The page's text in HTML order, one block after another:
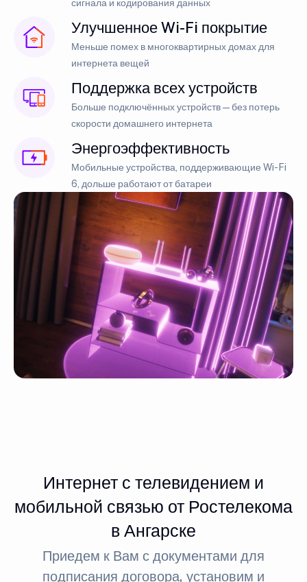
сигнала и кодирования данных
Улучшенное Wi-Fi покрытие
Меньше помех в многоквартирных домах для
интернета вещей
Поддержка всех устройств
Больше подключённых устройств — без потерь
скорости домашнего интернета
Энергоэффективность
Мобильные устройства, поддерживающие Wi-Fi
6, дольше работают от батареи
Интернет с телевидением и
мобильной связью от Ростелекома
в Ангарске
Приедем к Вам с документами для
подписания договора, установим и